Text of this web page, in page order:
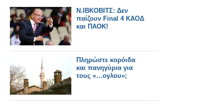
N.IBKOBITΣ: Δεν
παίζουν Final 4 ΚΑΟΔ
και ΠΑΟΚ!
Πληρώστε κορόιδα
και πανηγύρια για
τους «…ογλου»;